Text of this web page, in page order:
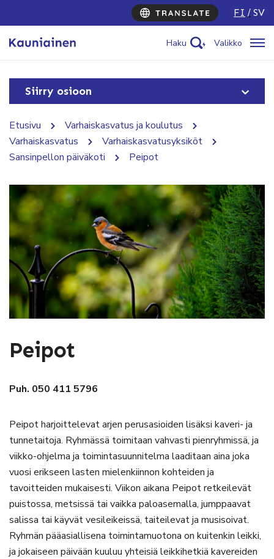
FI SV
Haku Valikko
Siirry osioon
Etusivu
Varhaiskasvatus ja koulutus
Varhaiskasvatus
Varhaiskasvatusyksiköt
Sansinpellon päiväkoti
Peipot
Peipot
Puh. 050 411 5796
Peipot harjoittelevat arjen perusasioiden lisäksi kaveri- ja
tunnetaitoja. Ryhmässä toimitaan vahvasti pienryhmissä, ja
viikko-ohjelma ja toimintasuunnitelma laaditaan aina joka
vuosi erikseen lasten mielenkiinnon kohteiden ja
tavoitteiden mukaisesti. Viikon aikana Peipot retkeilevät
puistossa, metsissä tai vaikka paloasemalla, jumppaavat
salissa tai käyvät vesileikeissä, taiteilevat ja musisoivat.
Ryhmän pääasiallisena toimintamuotona on kuitenkin leikki,
ja jokaiseen päivään kuuluu yhteisiä leikkihetkiä kavereiden